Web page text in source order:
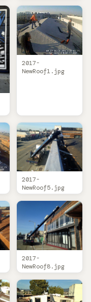
2017-
NewRoof1.jpg
2017-
NewRoof5.jpg
2017-
NewRoof8.jpg